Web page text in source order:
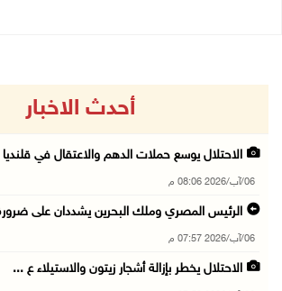
أحدث الاخبار
الاحتلال يوسع حملات الدهم والاعتقال في
06/آب/2026 08:06 م
الرئيس المصري وملك البحرين يشددان على
06/آب/2026 07:57 م
الاحتلال يخطر بإزالة أشجار زيتون والاستيلاء ع ...